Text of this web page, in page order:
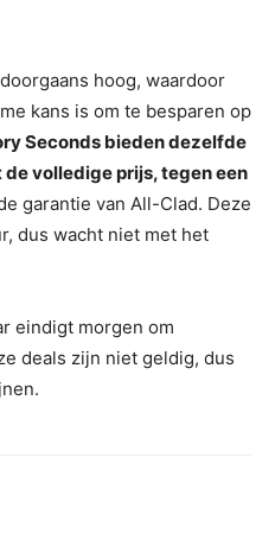
hoog, waardoor
kans is om te besparen op
Seconds bieden dezelfde
volledige prijs, tegen een
garantie van All-Clad. Deze
dus wacht niet met het
eindigt morgen om
deals zijn niet geldig, dus